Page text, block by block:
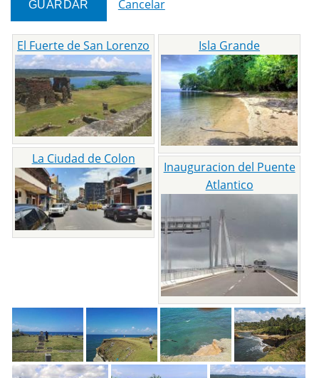
Cancelar
El Fuerte de San Lorenzo Isla Grande
La Ciudad de Colon
Inauguracion del Puente
Atlantico